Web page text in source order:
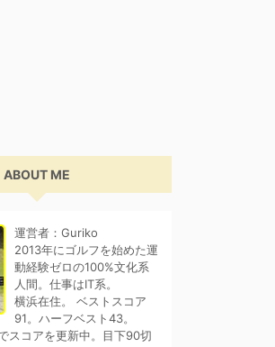
ABOUT ME
運営者：Guriko
2013年にゴルフを始めた運
動経験ゼロの100%文化系
人間。仕事はIT系。
横浜在住。 ベストスコア
91。ハーフベスト43。
スコアを更新中。目下90切